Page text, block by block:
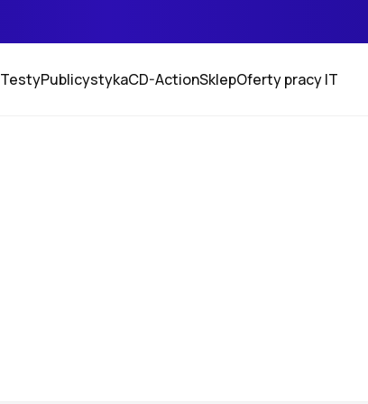
TestyPublicystykaCD-ActionSklepOferty pracy IT